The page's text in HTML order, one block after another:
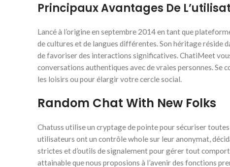
Principaux Avantages De
Lancé à l’origine en septembre 2014 en tant que
de cultures et de langues différentes. Son héritage réside
de favoriser des interactions significatives. ChatiMeet
conversations authentiques avec de vraies personnes. Se
les loisirs ou pour élargir votre cercle social.
Random Chat With New Folks
Chatuss utilise un cryptage de pointe pour sécuriser
utilisateurs ont un contrôle whole sur leur anonymat,
strictes et d’outils de signalement pour gérer tout
attainable que nous proposions à l’avenir des fonctions